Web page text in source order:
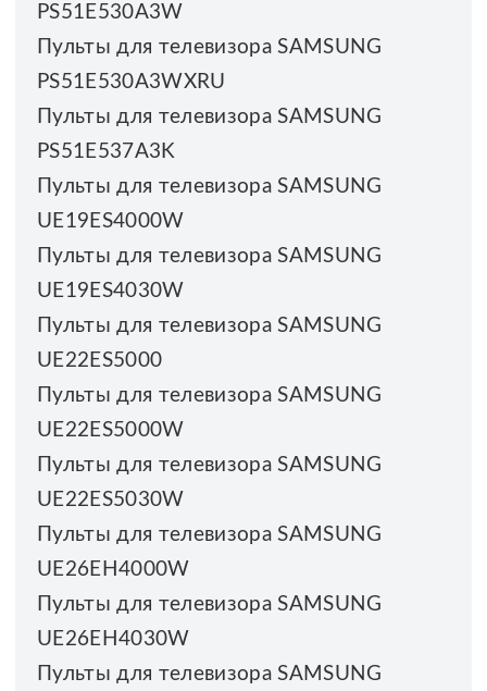
PS51E530A3W
Пульты для телевизора SAMSUNG
PS51E530A3WXRU
Пульты для телевизора SAMSUNG
PS51E537A3K
Пульты для телевизора SAMSUNG
UE19ES4000W
Пульты для телевизора SAMSUNG
UE19ES4030W
Пульты для телевизора SAMSUNG
UE22ES5000
Пульты для телевизора SAMSUNG
UE22ES5000W
Пульты для телевизора SAMSUNG
UE22ES5030W
Пульты для телевизора SAMSUNG
UE26EH4000W
Пульты для телевизора SAMSUNG
UE26EH4030W
Пульты для телевизора SAMSUNG